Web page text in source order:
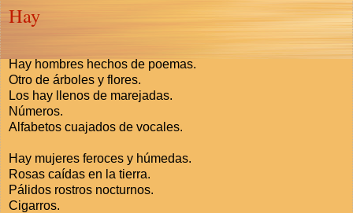
Hay
Hay hombres hechos de poemas.
Otro de árboles y flores.
Los hay llenos de marejadas.
Números.
Alfabetos cuajados de vocales.
Hay mujeres feroces y húmedas.
Rosas caídas en la tierra.
Pálidos rostros nocturnos.
Cigarros.